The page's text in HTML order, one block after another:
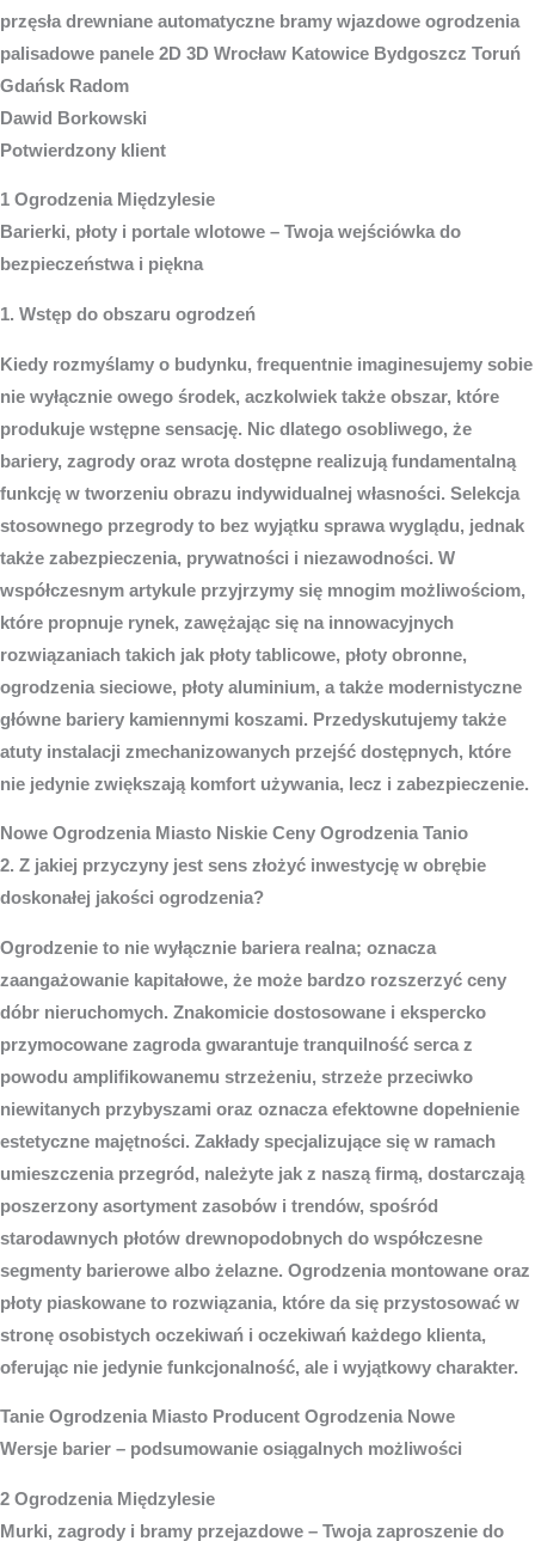
Dawid Borkowski
Potwierdzony klient
1 Ogrodzenia Międzylesie
Barierki, płoty i portale wlotowe – Twoja wejściówka do
bezpieczeństwa i piękna
1. Wstęp do obszaru ogrodzeń
Kiedy rozmyślamy o budynku, frequentnie imaginesujemy sobie
nie wyłącznie owego środek, aczkolwiek także obszar, które
produkuje wstępne sensację. Nic dlatego osobliwego, że
bariery, zagrody oraz wrota dostępne realizują fundamentalną
funkcję w tworzeniu obrazu indywidualnej własności. Selekcja
stosownego przegrody to bez wyjątku sprawa wyglądu, jednak
także zabezpieczenia, prywatności i niezawodności. W
współczesnym artykule przyjrzymy się mnogim możliwościom,
które propnuje rynek, zawężając się na innowacyjnych
rozwiązaniach takich jak płoty tablicowe, płoty obronne,
ogrodzenia sieciowe, płoty aluminium, a także modernistyczne
główne bariery kamiennymi koszami. Przedyskutujemy także
atuty instalacji zmechanizowanych przejść dostępnych, które
nie jedynie zwiększają komfort używania, lecz i zabezpieczenie.
Nowe Ogrodzenia Miasto Niskie Ceny Ogrodzenia Tanio
2. Z jakiej przyczyny jest sens złożyć inwestycję w obrębie
doskonałej jakości ogrodzenia?
Ogrodzenie to nie wyłącznie bariera realna; oznacza
zaangażowanie kapitałowe, że może bardzo rozszerzyć ceny
dóbr nieruchomych. Znakomicie dostosowane i ekspercko
przymocowane zagroda gwarantuje tranquilność serca z
powodu amplifikowanemu strzeżeniu, strzeże przeciwko
niewitanych przybyszami oraz oznacza efektowne dopełnienie
estetyczne majętności. Zakłady specjalizujące się w ramach
umieszczenia przegród, należyte jak z naszą firmą, dostarczają
poszerzony asortyment zasobów i trendów, spośród
starodawnych płotów drewnopodobnych do współczesne
segmenty barierowe albo żelazne. Ogrodzenia montowane oraz
płoty piaskowane to rozwiązania, które da się przystosować w
stronę osobistych oczekiwań i oczekiwań każdego klienta,
oferując nie jedynie funkcjonalność, ale i wyjątkowy charakter.
Tanie Ogrodzenia Miasto Producent Ogrodzenia Nowe
Wersje barier – podsumowanie osiągalnych możliwości
2 Ogrodzenia Międzylesie
Murki, zagrody i bramy przejazdowe – Twoja zaproszenie do